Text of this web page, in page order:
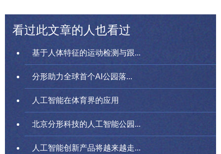
看过此文章的人也看过
基于人体特征的运动检测与跟...
分形助力全球首个AI公园落...
人工智能在体育界的应用
北京分形科技的人工智能公园...
人工智能创新产品将越来越走...